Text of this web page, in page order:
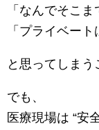
「なんでそこま
「プライベー
と思ってしまう
でも、
医療現場は “安